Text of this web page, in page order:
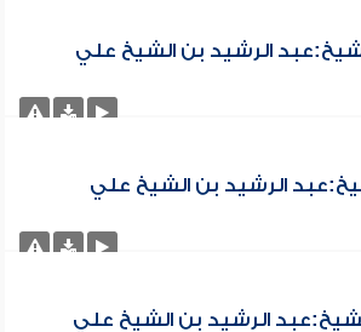
الرشيد بن الشيخ علي
الرشيد بن الشيخ علي
الرشيد بن الشيخ علي